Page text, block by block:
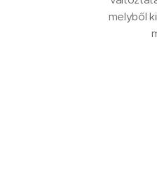
melyből